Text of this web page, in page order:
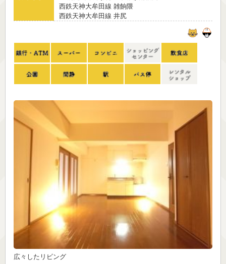
西鉄天神大牟田線 雑餉隈
西鉄天神大牟田線 井尻
広々したリビング